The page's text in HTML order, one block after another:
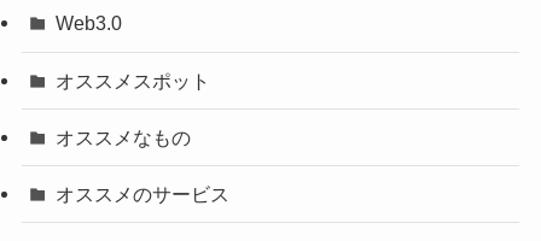
Web3.0
オススメスポット
オススメなもの
オススメのサービス